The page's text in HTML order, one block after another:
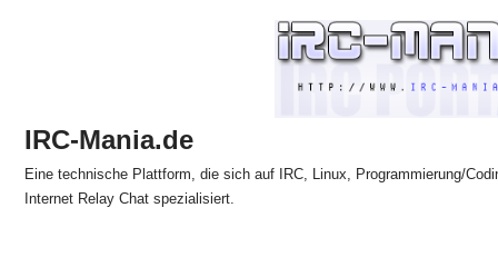
IRC-Mania.de
Eine technische Plattform, die sich auf IRC, Linux, Programmierung/
Internet Relay Chat spezialisiert.